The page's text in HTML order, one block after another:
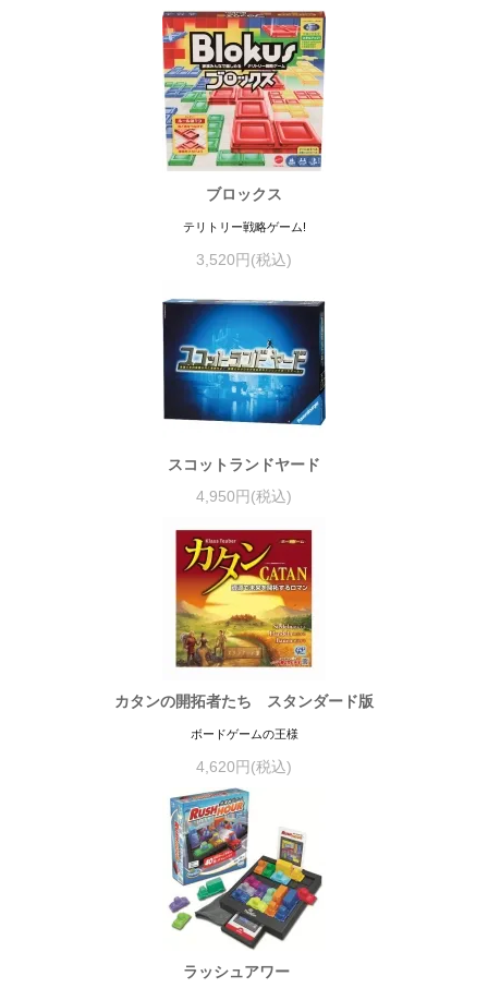
ブロックス
テリトリー戦略ゲーム!
3,520円(税込)
スコットランドヤード
4,950円(税込)
カタンの開拓者たち スタンダード版
ボードゲームの王様
4,620円(税込)
ラッシュアワー